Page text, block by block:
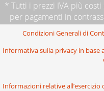
* Tutti i prezzi IVA più
per pagamenti in
Condizioni Generali di
Informativa sulla privacy in base
Informazioni relative